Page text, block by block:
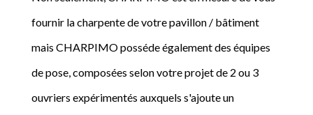
fournir la charpente de votre pavillon / bâtiment
mais CHARPIMO posséde également des équipes
de pose, composées selon votre projet de 2 ou 3
ouvriers expérimentés auxquels s'ajoute un